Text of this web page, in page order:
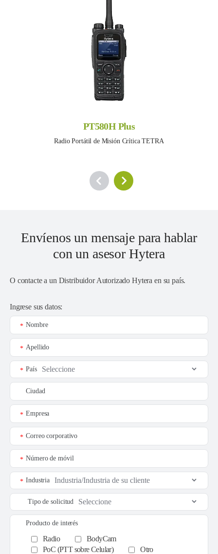
PT580H Plus
Radio Portátil de Misión Crítica TETRA
Envíenos un mensaje para hablar
con un asesor Hytera
O contacte a un Distribuidor Autorizado Hytera en su país.
Ingrese sus datos:
Nombre
*
Apellido
*
País
*
Ciudad
Empresa
*
Correo corporativo
*
Número de móvil
*
Industria
*
Tipo de solicitud
Producto de interés
Radio
BodyCam
PoC (PTT sobre Celular)
Otro